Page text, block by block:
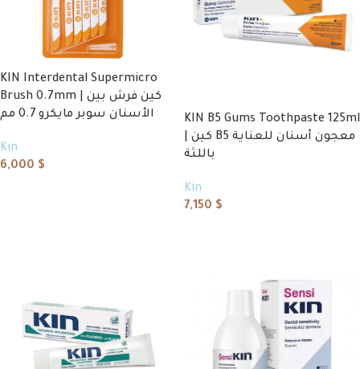
KIN Interdental Supermicro
Brush 0.7mm | كين فرش بين
الأسنان سوبر مايكرو 0.7 مم
Kin
6,000 $
KIN B5 Gums Toothpaste 125ml
باللثة
Kin
7,150 $